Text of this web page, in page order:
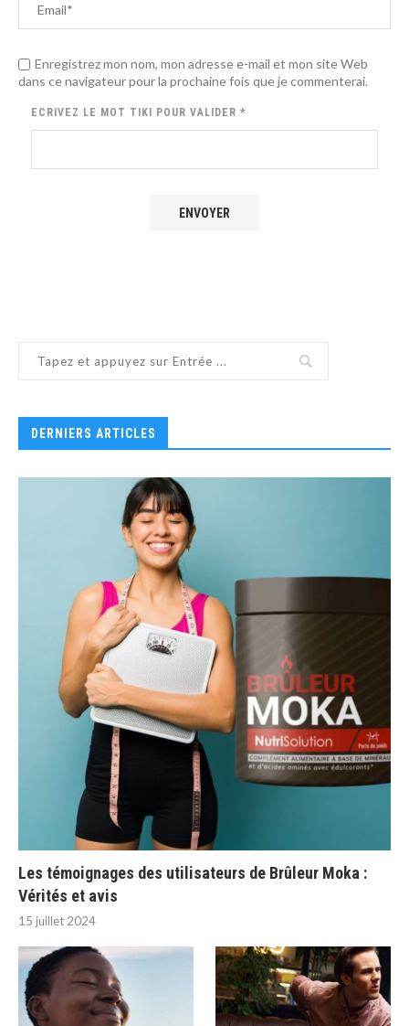
Enregistrez mon nom, mon adresse e-mail et mon site Web
dans ce navigateur pour la prochaine fois que je commenterai.
ECRIVEZ LE MOT TIKI POUR VALIDER *
DERNIERS ARTICLES
Les témoignages des utilisateurs de Brûleur Moka :
Vérités et avis
15 juillet 2024